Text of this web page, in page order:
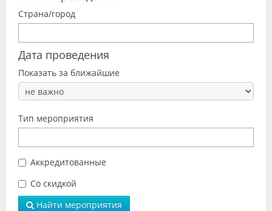
Видео
Клиники
Специалисты
Галерея
Лаборатории
Страна/город
Дата проведения
Показать за ближайшие
Тип мероприятия
Аккредитованные
Со скидкой
Найти мероприятия